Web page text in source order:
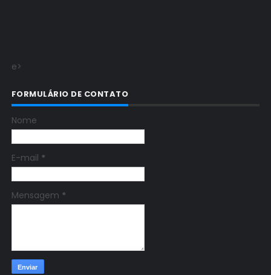
e>
FORMULÁRIO DE CONTATO
Nome
E-mail *
Mensagem *